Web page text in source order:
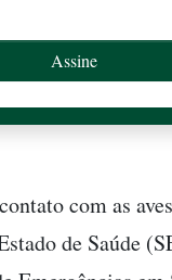
com as
de Saúde